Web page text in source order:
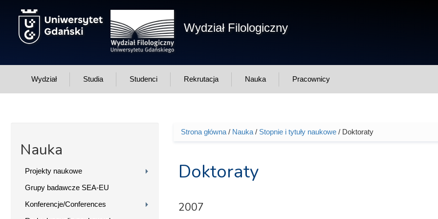
Wydział Filologiczny
Wydział Studia Studenci Rekrutacja Nauka Pracownicy
Nauka
Projekty naukowe
Grupy badawcze SEA-EU
Konferencje/Conferences
Jesteś tutaj
Strona główna/ Nauka/ Stopnie i tytuły naukowe/ Doktoraty
Doktoraty
2007